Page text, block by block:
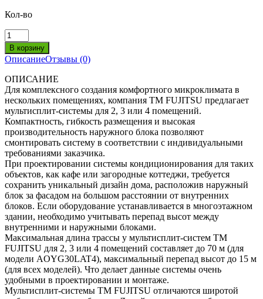
Кол-во
ОписаниеОтзывы (0)
ОПИСАНИЕ
Для комплексного создания комфортного микроклимата в
нескольких помещениях, компания ТМ FUJITSU предлагает
мультисплит-системы для 2, 3 или 4 помещений.
Компактность, гибкость размещения и высокая
производительность наружного блока позволяют
смонтировать систему в соответствии с индивидуальными
требованиями заказчика.
При проектировании системы кондиционирования для таких
объектов, как кафе или загородные коттеджи, требуется
сохранить уникальный дизайн дома, расположив наружный
блок за фасадом на большом расстоянии от внутренних
блоков. Если оборудование устанавливается в многоэтажном
здании, необходимо учитывать перепад высот между
внутренними и наружными блоками.
Максимальная длина трассы у мультисплит-систем ТМ
FUJITSU для 2, 3 или 4 помещений составляет до 70 м (для
модели AOYG30LAT4), максимальный перепад высот до 15 м
(для всех моделей). Что делает данные системы очень
удобными в проектировании и монтаже.
Мультисплит-системы ТМ FUJITSU отличаются широтой